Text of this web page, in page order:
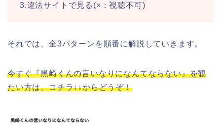
3.違法サイトで見る(×：視聴不可)
それでは、全3パターンを順番に解説していきます。
今すぐ『黒崎くんの言いなりになんてならない』を観
たい方は、コチラ↓↓からどうぞ！